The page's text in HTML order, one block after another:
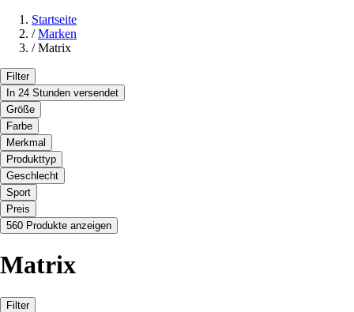
Startseite
/ Marken
/ Matrix
Filter
In 24 Stunden versendet
Größe
Farbe
Merkmal
Produkttyp
Geschlecht
Sport
Preis
560 Produkte anzeigen
Matrix
Filter